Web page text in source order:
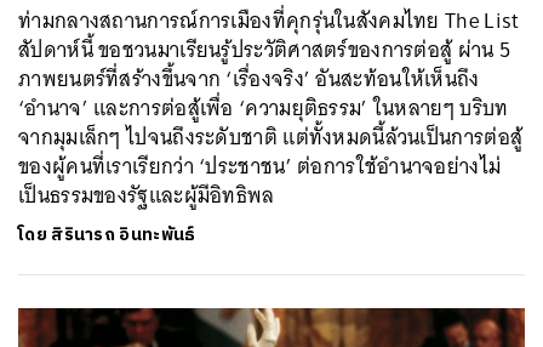
ท่ามกลางสถานการณ์การเมืองที่คุกรุ่นในสังคมไทย The List
สัปดาห์นี้ ขอชวนมาเรียนรู้ประวัติศาสตร์ของการต่อสู้ ผ่าน 5
ภาพยนตร์ที่สร้างขึ้นจาก ‘เรื่องจริง’ อันสะท้อนให้เห็นถึง
‘อำนาจ’ และการต่อสู้เพื่อ ‘ความยุติธรรม’ ในหลายๆ บริบท
จากมุมเล็กๆ ไปจนถึงระดับชาติ แต่ทั้งหมดนี้ล้วนเป็นการต่อสู้
ของผู้คนที่เราเรียกว่า ‘ประชาชน’ ต่อการใช้อำนาจอย่างไม่
เป็นธรรมของรัฐและผู้มีอิทธิพล
โดย สิรินารถ อินทะพันธ์